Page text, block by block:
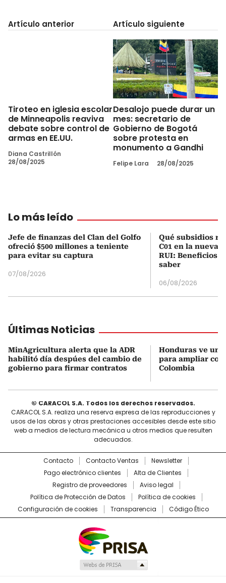
Artículo anterior
Tiroteo en iglesia escolar
de Minneapolis reaviva
debate sobre control de
armas en EE.UU.
Diana Castrillón
28/08/2025
Artículo siguiente
Desalojo puede durar un
mes: secretario de
Gobierno de Bogotá
sobre protesta en
monumento a Gandhi
Felipe Lara 28/08/2025
Lo más leído
Jefe de finanzas del Clan del Golfo
ofreció $500 millones a teniente
para evitar su captura
07/08/2026
Qué subsidios
C01 en la nueva
RUI: Beneficios
saber
06/08/2026
Últimas Noticias
MinAgricultura alerta que la ADR
habilitó día despúes del cambio de
gobierno para firmar contratos
Honduras ve
para ampliar
Colombia
© CARACOL S.A. Todos los derechos reservados.
CARACOL S.A. realiza una reserva expresa de las reproducciones y
usos de las obras y otras prestaciones accesibles desde este sitio
web a medios de lectura mecánica u otros medios que resulten
adecuados.
Contacto Contacto Ventas
Newsletter
Pago electrónico clientes
Alta de Clientes
Registro de proveedores
Aviso legal
Política de Protección de Datos
Política de cookies
Configuración de cookies
Transparencia Código Ético